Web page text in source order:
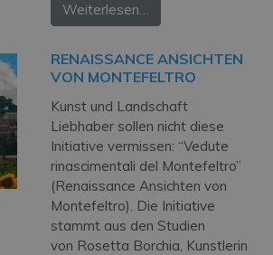
Weiterlesen…
RENAISSANCE ANSICHTEN
VON MONTEFELTRO
Kunst und Landschaft
Liebhaber sollen nicht diese
Initiative vermissen: “Vedute
rinascimentali del Montefeltro”
(Renaissance Ansichten von
Montefeltro). Die Initiative
stammt aus den Studien
von Rosetta Borchia, Kunstlerin